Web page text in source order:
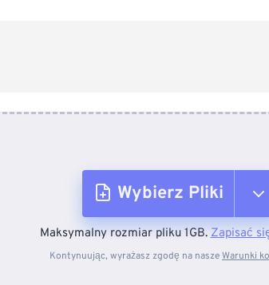
Wybierz Pliki
Z urządzenia
Maksymalny rozmiar pliku 1GB.Zapisać
Kontynuując, wyrażasz zgodę na naszeWarunki